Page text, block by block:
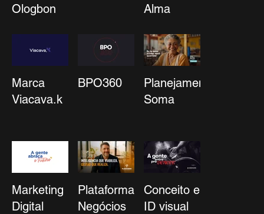
Ologbon
Alma
Marca
Viacava.k
BPO360
Planejamento
Soma
Marketing
Digital
Plataforma
Negócios
Conceito e
ID visual